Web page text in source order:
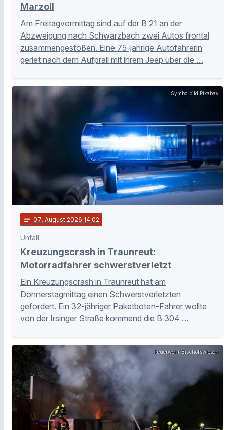
Marzoll
Am Freitagvormittag sind auf der B 21 an der
Abzweigung nach Schwarzbach zwei Autos frontal
zusammengestoßen. Eine 75-jährige Autofahrerin
geriet nach dem Aufprall mit ihrem Jeep über die …
Symbolbild Pixabay
notes 07. August 2026 14:02
Unfall
Kreuzungscrash in Traunreut:
Motorradfahrer schwerstverletzt
Ein Kreuzungscrash in Traunreut hat am
Donnerstagmittag einen Schwerstverletzten
gefordert. Ein 32-jähriger Paketboten-Fahrer wollte
von der Irsinger Straße kommend die B 304 …
Feuerwehr Bischofswiesen